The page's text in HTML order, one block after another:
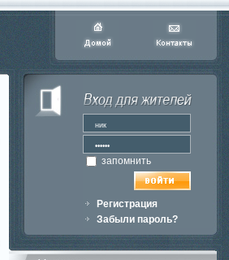
запомнить
Регистрация
Забыли пароль?